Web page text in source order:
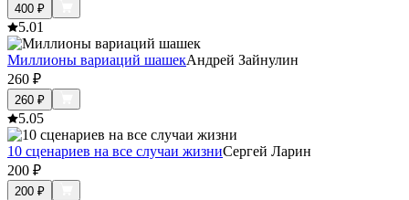
400 ₽
5.01
Миллионы вариаций шашекАндрей Зайнулин
260 ₽
260 ₽
5.05
10 сценариев на все случаи жизниСергей Ларин
200 ₽
200 ₽